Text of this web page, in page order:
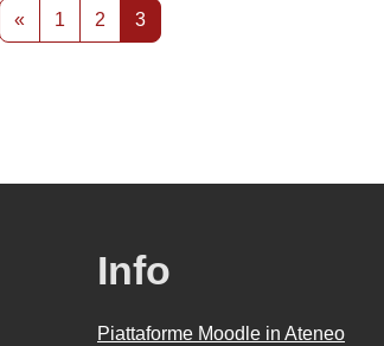
«Pagina precedente
1 Pagina 1
2Pagina 2
3Pagina 3
Info
Piattaforme Moodle in Ateneo